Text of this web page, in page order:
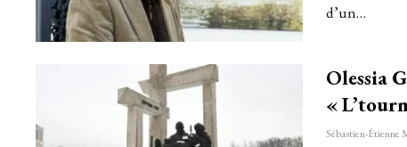
d’un…
Olessia
«